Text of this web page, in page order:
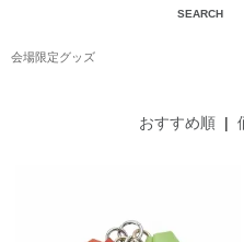
SEARCH
ペンライト・ブレスレッ
マイアカウント
会場限定グッズ
おすすめ順 |